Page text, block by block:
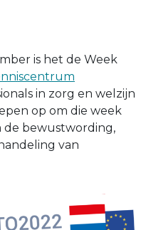
is het de Week
in zorg en welzijn
op om die week
de bewustwording,
van